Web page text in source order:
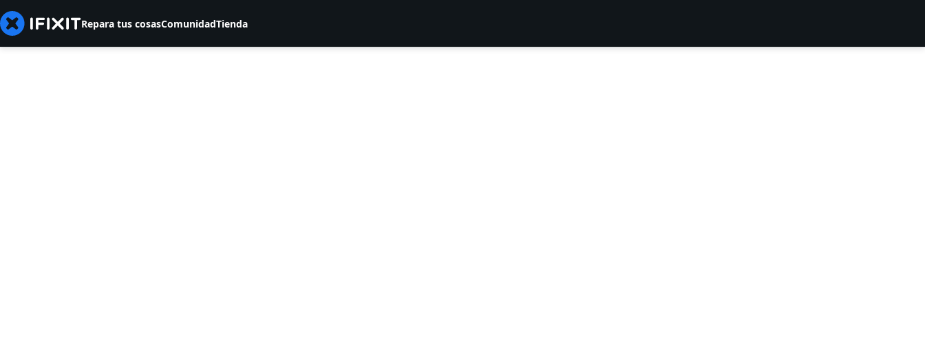
Repara tus cosasComunidadTienda